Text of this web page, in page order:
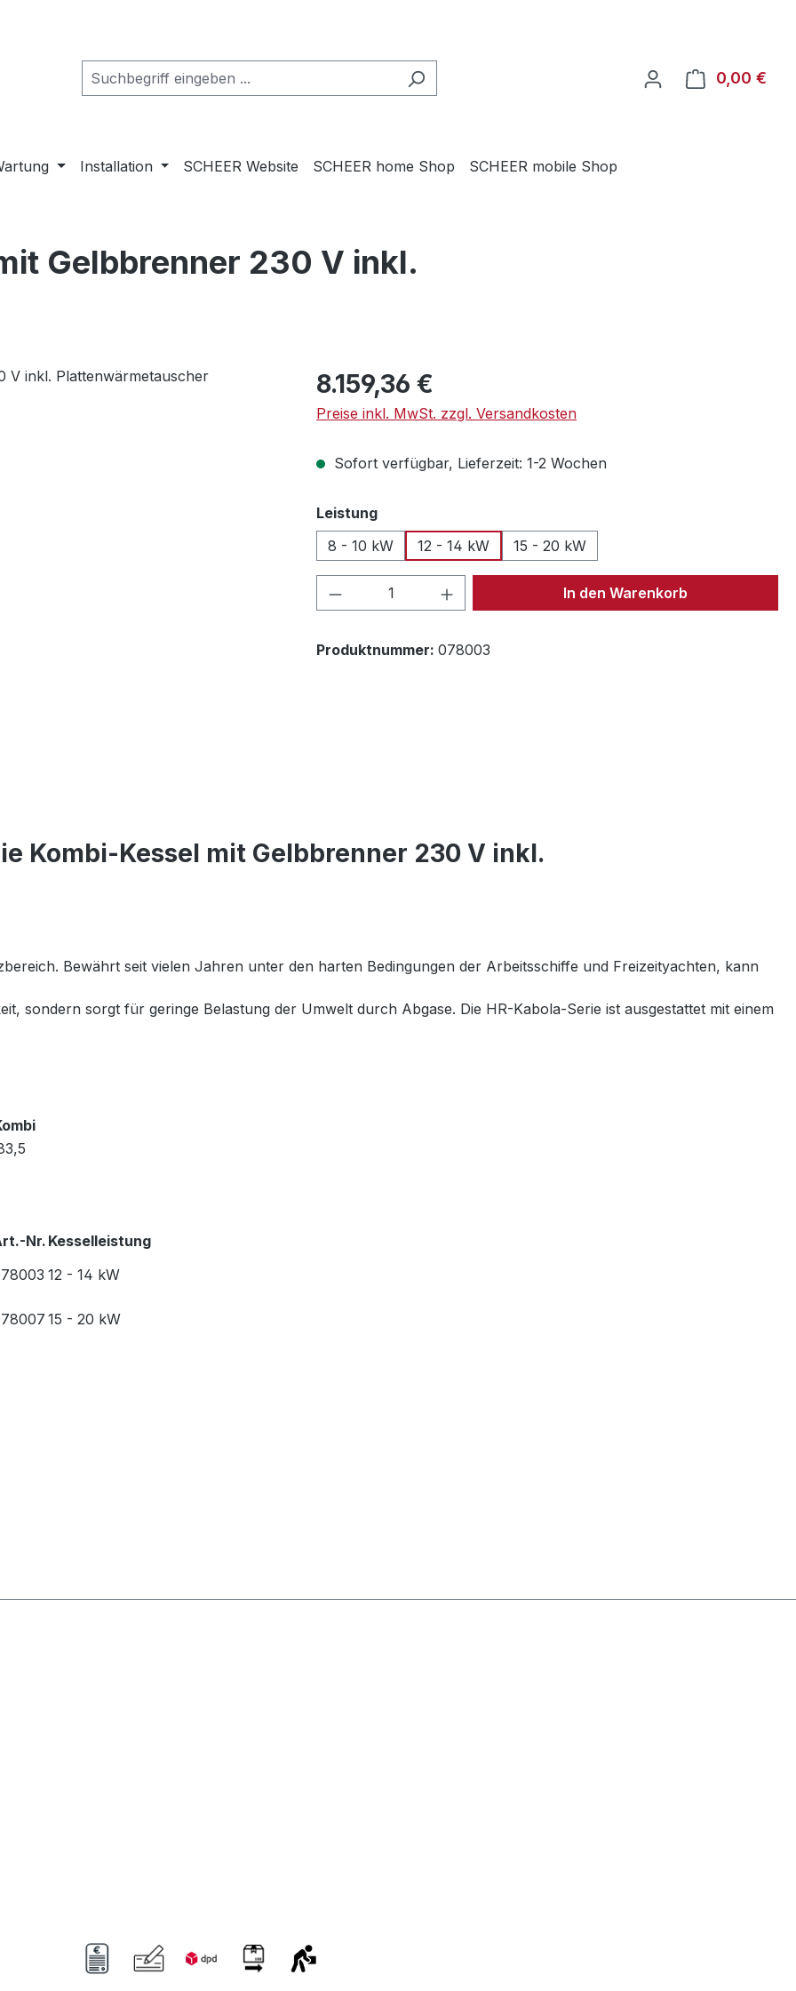
0,00 €
Installation SCHEER Website SCHEER home Shop SCHEER mobile Shop
Gelbbrenner 230 V inkl.
Regulärer Preis:
8.159,36 €
Preise inkl. MwSt. zzgl. Versandkosten
Sofort verfügbar, Lieferzeit: 1-2 Wochen
Leistungauswählen
8 - 10 kW
12 - 14 kW 15 - 20 kW
Produkt Anzahl: Gib den gewünschten Wert
In den Warenkorb
Produktnummer: 078003
Kombi-Kessel mit Gelbbrenner 230 V inkl.
Bewährt seit vielen Jahren unter den harten Bedingungen der Arbeitsschiffe und Freizeityachten, kann
sondern sorgt für geringe Belastung der Umwelt durch Abgase. Die HR-Kabola-Serie ist ausgestattet mit einem
Nr. Kesselleistung
12 - 14 kW
15 - 20 kW